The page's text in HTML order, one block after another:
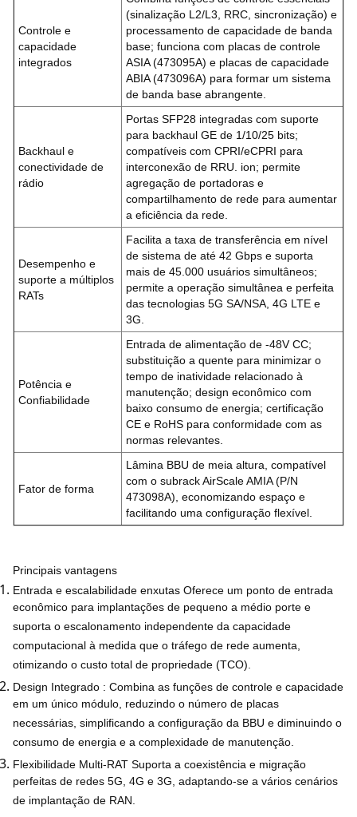
Controle e
capacidade
integrados
(sinalização L2/L3, RRC, sincronização) e
processamento de capacidade de banda
base; funciona com placas de controle
ASIA (473095A) e placas de capacidade
ABIA (473096A) para formar um sistema
de banda base abrangente.
Backhaul e
conectividade de
rádio
Portas SFP28 integradas com suporte
para backhaul GE de 1/10/25 bits;
compatíveis com CPRI/eCPRI para
interconexão de RRU. ion; permite
agregação de portadoras e
compartilhamento de rede para aumentar
a eficiência da rede.
Desempenho e
suporte a múltiplos
RATs
Facilita a taxa de transferência em nível
de sistema de até 42 Gbps e suporta
mais de 45.000 usuários simultâneos;
permite a operação simultânea e perfeita
das tecnologias 5G SA/NSA, 4G LTE e
3G.
Potência e
Confiabilidade
Entrada de alimentação de -48V CC;
substituição a quente para minimizar o
tempo de inatividade relacionado à
manutenção; design econômico com
baixo consumo de energia; certificação
CE e RoHS para conformidade com as
normas relevantes.
Fator de forma
Lâmina BBU de meia altura, compatível
com o subrack AirScale AMIA (P/N
473098A), economizando espaço e
facilitando uma configuração flexível.
Principais vantagens
Entrada e escalabilidade enxutas Oferece um ponto de entrada
econômico para implantações de pequeno a médio porte e
suporta o escalonamento independente da capacidade
computacional à medida que o tráfego de rede aumenta,
otimizando o custo total de propriedade (TCO).
Design Integrado : Combina as funções de controle e capacidade
em um único módulo, reduzindo o número de placas
necessárias, simplificando a configuração da BBU e diminuindo o
consumo de energia e a complexidade de manutenção.
Flexibilidade Multi-RAT Suporta a coexistência e migração
perfeitas de redes 5G, 4G e 3G, adaptando-se a vários cenários
de implantação de RAN.